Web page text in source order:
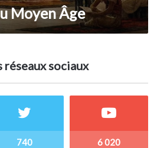
Moyen Âge
réseaux sociaux
740 6 020